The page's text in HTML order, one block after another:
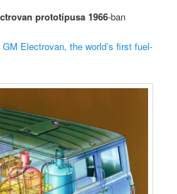
prototípusa 1966-ban
Electrovan, the world’s first fuel-